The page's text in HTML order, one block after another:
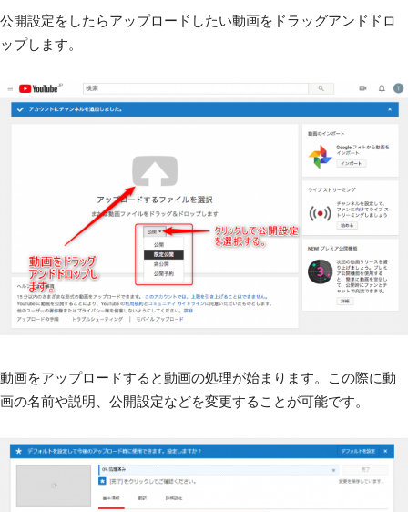
公開設定をしたらアップロードしたい動画をドラッグアンドドロ
ップします。
動画をアップロードすると動画の処理が始まります。この際に動
画の名前や説明、公開設定などを変更することが可能です。